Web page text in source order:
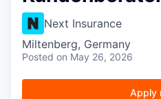
Next Insurance
Miltenberg, Germany
Posted on May 26, 2026
Apply